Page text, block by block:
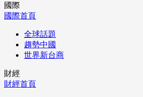
國際
國際首頁
全球話題
趨勢中國
世界新台商
財經
財經首頁